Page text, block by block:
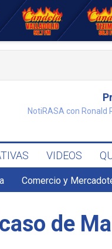
NotiRASA con Ronald
VIDEOS
Comercio y
de